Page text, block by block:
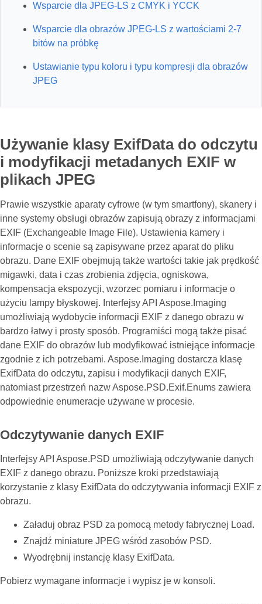
Wsparcie dla JPEG-LS z CMYK i YCCK
Wsparcie dla obrazów JPEG-LS z wartościami 2-7
bitów na próbkę
Ustawianie typu koloru i typu kompresji dla obrazów
JPEG
Używanie klasy ExifData do odczytu
i modyfikacji metadanych EXIF w
plikach JPEG
Prawie wszystkie aparaty cyfrowe (w tym smartfony), skanery i
inne systemy obsługi obrazów zapisują obrazy z informacjami
EXIF (Exchangeable Image File). Ustawienia kamery i
informacje o scenie są zapisywane przez aparat do pliku
obrazu. Dane EXIF obejmują także wartości takie jak prędkość
migawki, data i czas zrobienia zdjęcia, ogniskowa,
kompensacja ekspozycji, wzorzec pomiaru i informacje o
użyciu lampy błyskowej. Interfejsy API Aspose.Imaging
umożliwiają wydobycie informacji EXIF z danego obrazu w
bardzo łatwy i prosty sposób. Programiści mogą także pisać
dane EXIF do obrazów lub modyfikować istniejące informacje
zgodnie z ich potrzebami. Aspose.Imaging dostarcza klasę
ExifData do odczytu, zapisu i modyfikacji danych EXIF,
natomiast przestrzeń nazw Aspose.PSD.Exif.Enums zawiera
odpowiednie enumeracje używane w procesie.
Odczytywanie danych EXIF
Interfejsy API Aspose.PSD umożliwiają odczytywanie danych
EXIF z danego obrazu. Poniższe kroki przedstawiają
korzystanie z klasy ExifData do odczytywania informacji EXIF z
obrazu.
Załaduj obraz PSD za pomocą metody fabrycznej Load.
Znajdź miniature JPEG wśród zasobów PSD.
Wyodrębnij instancję klasy ExifData.
Pobierz wymagane informacje i wypisz je w konsoli.